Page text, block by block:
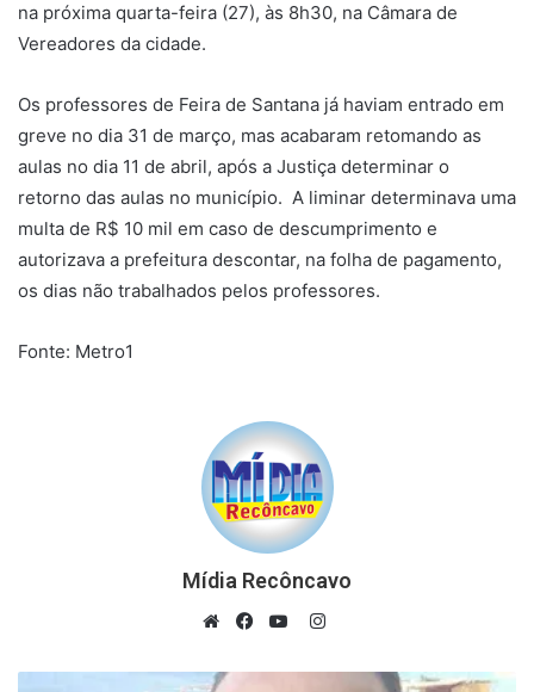
na próxima quarta-feira (27), às 8h30, na Câmara de
Vereadores da cidade.
Os professores de Feira de Santana já haviam entrado em
greve no dia 31 de março, mas acabaram retomando as
aulas no dia 11 de abril, após a Justiça determinar o
retorno das aulas no município. A liminar determinava uma
multa de R$ 10 mil em caso de descumprimento e
autorizava a prefeitura descontar, na folha de pagamento,
os dias não trabalhados pelos professores.
Fonte: Metro1
Mídia Recôncavo
Instagram